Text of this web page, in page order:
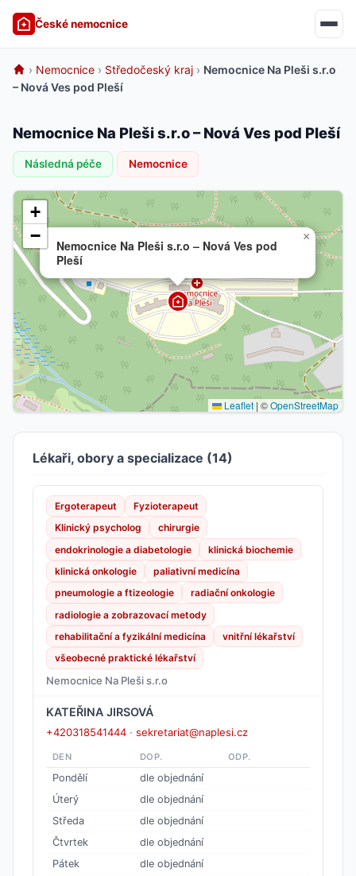
České nemocnice
› Nemocnice › Středočeský kraj › Nemocnice Na Pleši s.r.o
– Nová Ves pod Pleší
Nemocnice Na Pleši s.r.o – Nová Ves pod Pleší
Následná péče Nemocnice
Nemocnice Na Pleši s.r.o – Nová Ves pod
Pleší
×
+
−
Leaflet | ©OpenStreetMap
Lékaři, obory a specializace (14)
Ergoterapeut
Fyzioterapeut
Klinický psycholog
chirurgie
endokrinologie a diabetologie
klinická biochemie
klinická onkologie
paliativní medicína
pneumologie a ftizeologie
radiační onkologie
radiologie a zobrazovací metody
rehabilitační a fyzikální medicína
vnitřní lékařství
všeobecné praktické lékařství
Nemocnice Na Pleši s.r.o
KATEŘINA JIRSOVÁ
+420318541444 · sekretariat@naplesi.cz
DEN DOP. ODP.
Pondělí
dle objednání
Úterý
dle objednání
Středa
dle objednání
Čtvrtek
dle objednání
Pátek
dle objednání